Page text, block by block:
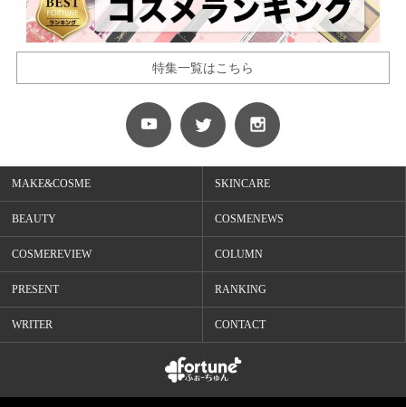
特集一覧はこちら
MAKE&COSME SKINCARE
BEAUTY COSMENEWS
COSMEREVIEW COLUMN
PRESENT RANKING
WRITER CONTACT